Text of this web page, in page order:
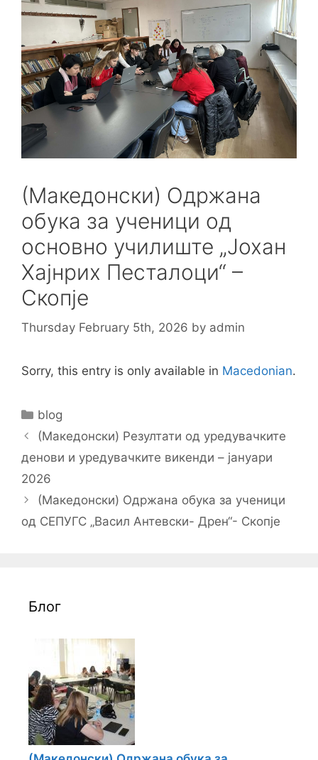
(Македонски) Одржана
обука за ученици од
основно училиште „Јохан
Хајнрих Песталоци“ –
Скопје
Thursday February 5th, 2026 by admin
Sorry, this entry is only available in Macedonian.
Categories
blog
Post(Македонски) Резултати од уредувачките
денови и уредувачките викенди – јануари
2026
(Македонски) Одржана обука за ученици
од СЕПУГС „Васил Антевски- Дрен“- Скопје
Блог